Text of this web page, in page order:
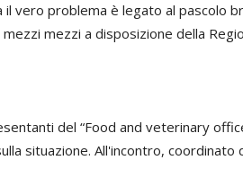
vero problema è legato al pascolo
mezzi a disposizione della
del “Food and veterinary
situazione. All'incontro, coordinato